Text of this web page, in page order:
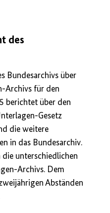
des
Bundesarchivs über
Archivs für den
berichtet über den
Gesetz
die weitere
in das Bundesarchiv.
unterschiedlichen
Archivs. Dem
Abständen